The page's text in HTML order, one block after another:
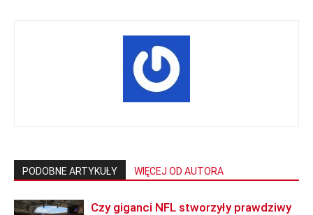
PODOBNE ARTYKUŁY WIĘCEJ OD AUTORA
Czy giganci NFL stworzyły prawdziwy